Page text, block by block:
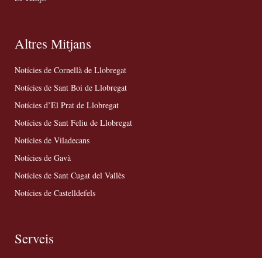
Altres Mitjans
Notícies de Cornellà de Llobregat
Notícies de Sant Boi de Llobregat
Notícies d’El Prat de Llobregat
Notícies de Sant Feliu de Llobregat
Notícies de Viladecans
Notícies de Gavà
Notícies de Sant Cugat del Vallès
Notícies de Castelldefels
Serveis